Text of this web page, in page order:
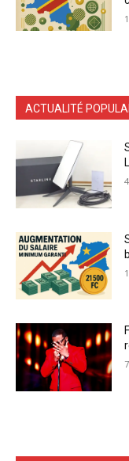
ACTUALITÉ